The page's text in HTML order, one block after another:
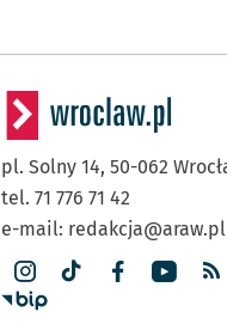
pl. Solny 14, 50-062
tel. 71 776 71 42
e-mail: redakcja@araw.pl